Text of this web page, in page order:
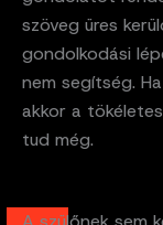
szöveg üres
gondolkodási
nem segítség.
akkor a
tud még.